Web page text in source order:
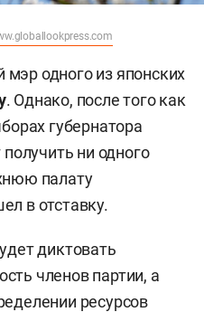
одного из японских
. Однако, после того как
губернатора
ни одного
палату
в отставку.
диктовать
членов партии, а
ресурсов